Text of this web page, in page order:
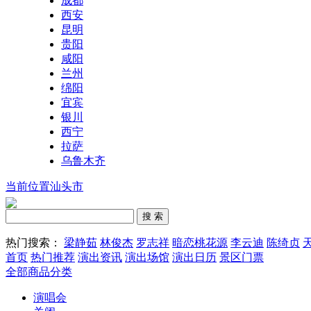
西安
昆明
贵阳
咸阳
兰州
绵阳
宜宾
银川
西宁
拉萨
乌鲁木齐
当前位置汕头市
热门搜索： 梁静茹 林俊杰 罗志祥 暗恋桃花源 李云迪 陈绮贞
首页 热门推荐 演出资讯 演出场馆 演出日历 景区门票
全部商品分类
演唱会